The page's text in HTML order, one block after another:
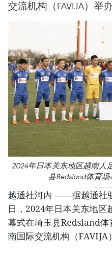
交流机构（FAVIJA）举
2024年日本关东地区越南人
县Redsland体育
越通社河内 ——据越通社
日，2024年日本关东地区
幕式在埼玉县Redsland
南国际交流机构（FAVIJA